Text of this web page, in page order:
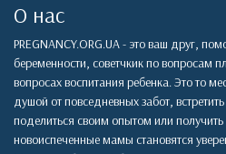
О нас
PREGNANCY.ORG.UA - это ваш друг,
беременности, советчкик по вопросам
вопросах воспитания ребенка. Это то
душой от повседневных забот,
поделиться своим опытом или
новоиспеченные мамы становятся